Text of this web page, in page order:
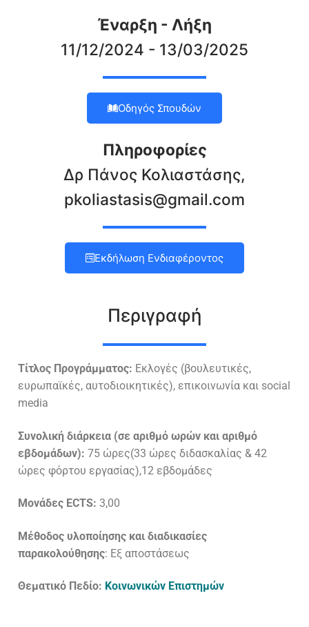
Έναρξη - Λήξη
11/12/2024 - 13/03/2025
Οδηγός Σπουδών
Πληροφορίες
Δρ Πάνος Κολιαστάσης,
pkoliastasis@gmail.com
Εκδήλωση Ενδιαφέροντος
Περιγραφή
Τίτλος Προγράμματος: Εκλογές (βουλευτικές,
ευρωπαϊκές, αυτοδιοικητικές), επικοινωνία και social
media
Συνολική διάρκεια (σε αριθμό ωρών και αριθμό
εβδομάδων): 75 ώρες(33 ώρες διδασκαλίας & 42
ώρες φόρτου εργασίας),12 εβδομάδες
Μονάδες ECTS: 3,00
Μέθοδος υλοποίησης και διαδικασίες
παρακολούθησης: Εξ αποστάσεως
Θεματικό Πεδίο: Κοινωνικών Επιστημών